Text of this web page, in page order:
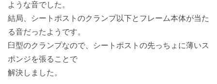
ような音でした。
結局、シートポストのクランプ以下とフレーム本体が当た
る音だったようです。
臼型のクランプなので、シートポストの先っちょに薄いス
ポンジを張ることで
解決しました。